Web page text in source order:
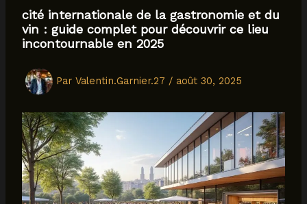
contenucité internationale de la gastronomie et du
vin : guide complet pour découvrir ce lieu
incontournable en 2025
Par Valentin.Garnier.27 / août 30, 2025